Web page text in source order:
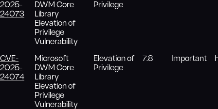
2025-
24073
DWM Core
Library
Elevation of
Privilege
Vulnerability
Privilege
CVE-
2025-
24074
Microsoft
DWM Core
Library
Elevation of
Privilege
Vulnerability
Elevation of
Privilege
7.8 Important